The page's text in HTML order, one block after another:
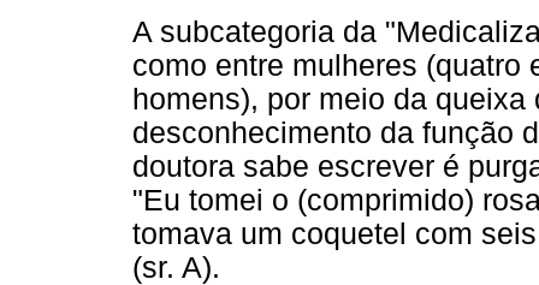
A subcategoria da
como entre mulheres (quatro
homens), por meio da
desconhecimento da função
doutora sabe escrever é
"Eu tomei o (comprimido)
tomava um coquetel com
(sr. A).